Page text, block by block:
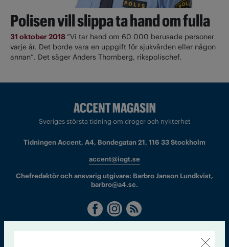
Polisen vill slippa ta hand om fulla
31 oktober 2018 ”Vi tar hand om 60 000 berusade personer
varje år. Det borde vara en uppgift för sjukvården eller någon
annan”. Det säger Anders Thornberg, rikspolischef.
Sveriges största tidning om droger och nykterhet
Tidningen Accent, A4, Bondegatan 21, 116 33 Stockholm
accent@iogt.se
Chefredaktör och ansvarig utgivare: Barbro Janson Lundkvist,
barbro@a4.se.